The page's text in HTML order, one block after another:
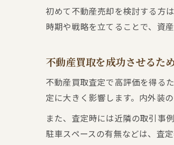
初めて不動産売却を検討する方
時期や戦略を立てることで、資
不動産買取を成功させるた
不動産買取査定で高評価を得る
定に大きく影響します。内外装
また、査定時には近隣の取引事
駐車スペースの有無などは、査